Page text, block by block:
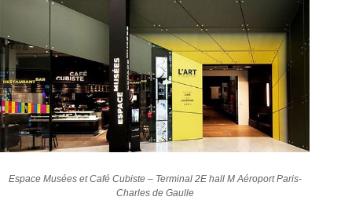
Espace Musées et Café Cubiste – Terminal 2E hall M Aéroport Paris-
Charles de Gaulle